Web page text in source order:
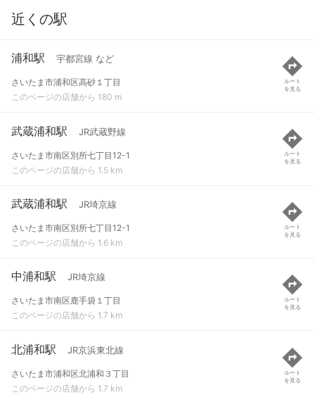
近くの駅
浦和駅 宇都宮線 など
さいたま市浦和区高砂１丁目
このページの店舗から 180 m
ルート
を見る
武蔵浦和駅 JR武蔵野線
さいたま市南区別所七丁目12-1
このページの店舗から 1.5 km
ルート
を見る
武蔵浦和駅 JR埼京線
さいたま市南区別所七丁目12-1
このページの店舗から 1.6 km
ルート
を見る
中浦和駅 JR埼京線
さいたま市南区鹿手袋１丁目
このページの店舗から 1.7 km
ルート
を見る
北浦和駅 JR京浜東北線
さいたま市浦和区北浦和３丁目
このページの店舗から 1.7 km
ルート
を見る